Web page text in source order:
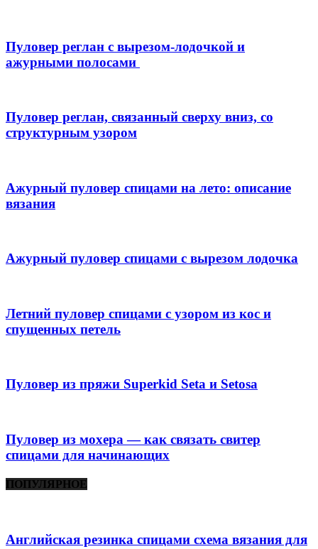
Пуловер реглан с вырезом-лодочкой и
ажурными полосами
Пуловер реглан, связанный сверху вниз, со
структурным узором
Ажурный пуловер спицами на лето: описание
вязания
Ажурный пуловер спицами с вырезом лодочка
Летний пуловер спицами с узором из кос и
спущенных петель
Пуловер из пряжи Superkid Seta и Setosa
Пуловер из мохера — как связать свитер
спицами для начинающих
ПОПУЛЯРНОЕ
Английская резинка спицами схема вязания для